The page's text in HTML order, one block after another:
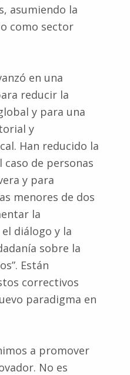
asumiendo la
como sector
en una
reducir la
y para una
y
Han reducido la
de personas
y para
menores de dos
la
diálogo y la
sobre la
Están
correctivos
paradigma en
a promover
No es